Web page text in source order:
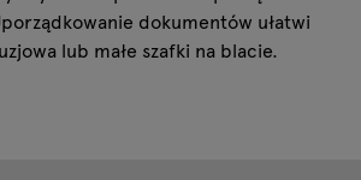
dokumentów ułatwi
lub małe szafki na blacie.